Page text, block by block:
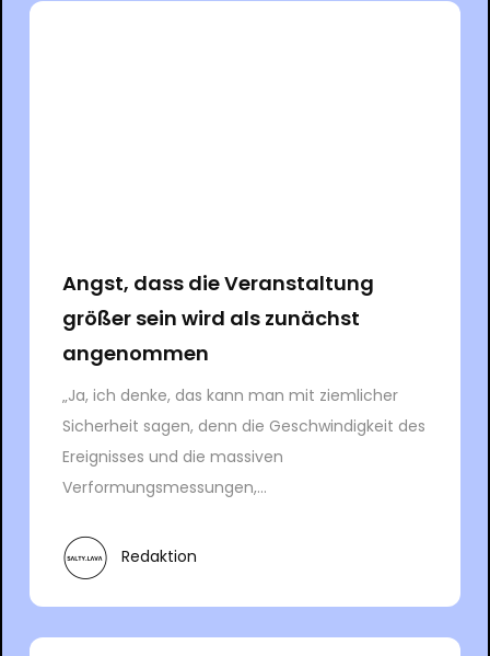
Angst, dass die Veranstaltung
größer sein wird als zunächst
angenommen
„Ja, ich denke, das kann man mit ziemlicher
Sicherheit sagen, denn die Geschwindigkeit des
Ereignisses und die massiven
Verformungsmessungen,...
Redaktion